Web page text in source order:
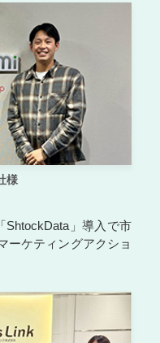
様
ShtockData」導入で市
ーケティングアクショ